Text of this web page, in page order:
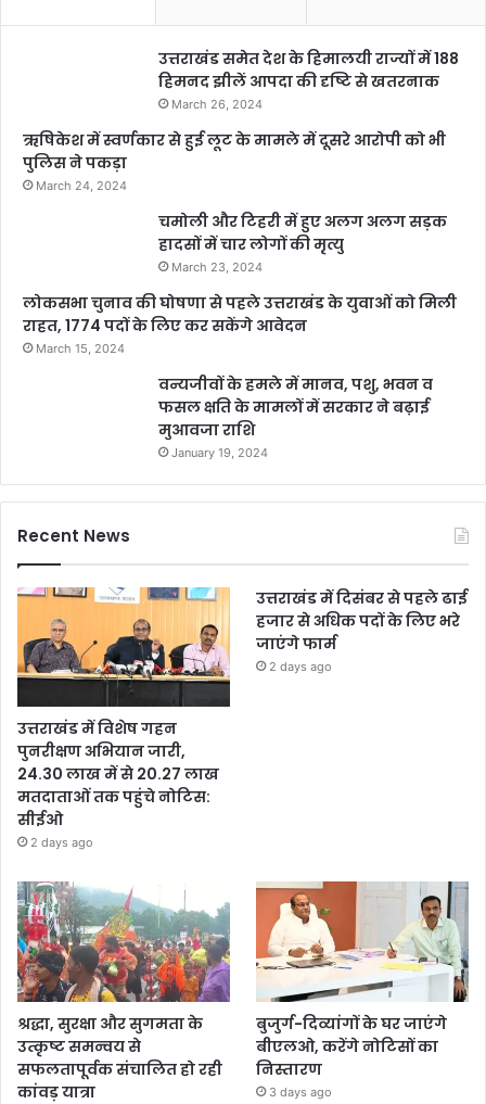
उत्तराखंड समेत देश के हिमालयी राज्यों में 188
हिमनद झीलें आपदा की दृष्टि से खतरनाक
March 26, 2024
ऋषिकेश में स्वर्णकार से हुई लूट के मामले में दूसरे आरोपी को भी
पुलिस ने पकड़ा
March 24, 2024
चमोली और टिहरी में हुए अलग अलग सड़क
हादसों में चार लोगों की मृत्यु
March 23, 2024
लोकसभा चुनाव की घोषणा से पहले उत्तराखंड के युवाओं को मिली
राहत, 1774 पदों के लिए कर सकेंगे आवेदन
March 15, 2024
वन्यजीवों के हमले में मानव, पशु, भवन व
फसल क्षति के मामलों में सरकार ने बढ़ाई
मुआवजा राशि
January 19, 2024
Recent News
उत्तराखंड में विशेष गहन
पुनरीक्षण अभियान जारी,
24.30 लाख में से 20.27 लाख
मतदाताओं तक पहुंचे नोटिस:
सीईओ
2 days ago
उत्तराखंड में दिसंबर से पहले ढाई
हजार से अधिक पदों के लिए भरे
जाएंगे फार्म
2 days ago
श्रद्धा, सुरक्षा और सुगमता के
उत्कृष्ट समन्वय से
सफलतापूर्वक संचालित हो रही
कांवड़ यात्रा
बुजुर्ग-दिव्यांगों के घर जाएंगे
बीएलओ, करेंगे नोटिसों का
निस्तारण
3 days ago